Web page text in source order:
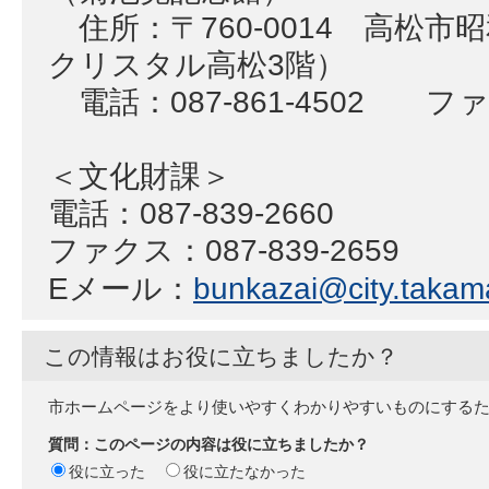
住所：〒760-0014 高松市昭
クリスタル高松3階）
電話：087-861-4502 フ
＜文化財課＞
電話：087-839-2660
ファクス：087-839-2659
Eメール：
この情報はお役に立ちましたか？
市ホームページをより使いやすくわかりやすいものにする
質問：このページの内容は役に立ちましたか？
役に立った
役に立たなかった